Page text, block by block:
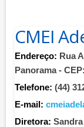
CMEI
Endereço: Rua
Panorama -
Telefone: (44)
E-mail:
Diretora: